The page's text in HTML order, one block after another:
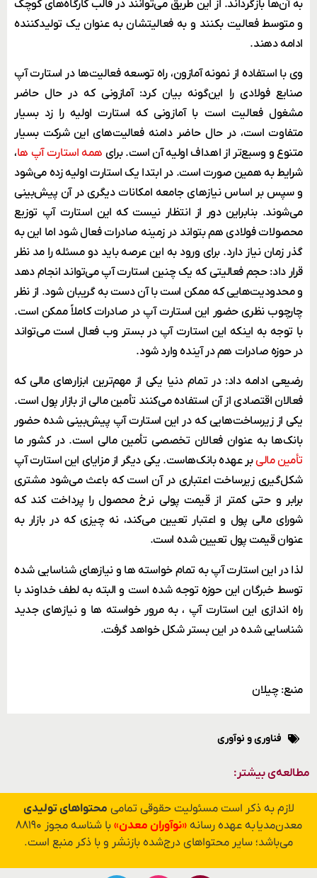
به آن‌ها باز‌گرداند. از این طریق می‌توانند در قالب کارگاه‌های کوچک
و متوسط فعالیت بکنند و به فعالیتشان به عنوان یک تولیدکننده
ادامه دهند.
وی با استفاده از نمونه آمازون، راه توسعه فعالیت‌ها در استارت آپ
صنایع فولادی را این‌گونه بیان کرد: آمازونی که در حال حاضر
مشغول فعالیت است با آمازونی که استارت اولیه را زد بسیار
متفاوت است، در حال حاضر دامنه فعالیت‌های این شرکت بسیار
متنوع و وسیع‌تر از اهداف اولیه آن است. برای همه استارت آپ ها،
شرایط به همین صورت است. در ابتدا یک استارت اولیه زده می‌شود
و سپس بر اساس نیازهای جامعه امکانات دیگری در آن پیش‌بینی
می‌شوند. بنابراین دور از انتظار نیست که این استارت آپ توزیع
محصولات فولادی هم بتواند در زمینه صادرات فعال شود اما این به
گذر زمان نیاز دارد. برای ورود به این عرصه باید دو مسئله را مد نظر
قرار داد: حجم فعالیتی که یک چنین استارت آپ می‌تواند انجام دهد
و محدودیت‌هایی که ممکن است با آن دست به گریبان شود. از نظر
چارچوب نظری حضور این استارت آپ در صادرات کاملاً ممکن است.
با توجه به اینکه این استارت آپ در بستر وب فعال است می‌تواند
در حوزه صادرات هم در آینده وارد شود.
رضیعی ادامه داد: در تمام دنیا یکی از مهم‌ترین ابزارهای مالی که
فعالان اقتصادی از آن استفاده می‌کنند تأمین مالی از بازار پول است.
یکی از زیرساخت‌هایی که در این استارت آپ پیش‌بینی شده حضور
بانک‌ها به عنوان فعالان تخصصی تأمین مالی است. در کشور ما
تأمین مالیبر عهده بانک‌هاست. یکی دیگر از مزایای این استارت آپ
شکل‌گیری زیرساخت اعتباری در آن است که باعث می‌شود مشتری
برابر و حتی کمتر از قیمت پولی نرخ محصول را پرداخت کند که
شورای مالی پول و اعتبار تعیین می‌کند، نه چیزی که در بازار به
عنوان قیمت پول تعیین شده است.
لذا در این استارت آپ به تمام خواسته ها و نیازهای شناسایی شده
توسط خبرگان این حوزه توجه شده است و البته به لطف خداوند با
راه اندازی این استارت آپ ، به مرور خواسته ها و نیازهای جدید
شناسایی شده در این بستر شکل خواهد گرفت.
منبع: چیلان
فناوری و نوآوری
مطالعه‌ی بیشتر:
لازم به ذکر است مسئولیت حقوقی تمامی محتواهای تولیدی
معدن‌مدیا به عهده رسانه«نوآوران معدن»
با شناسه مجوز ۸۸۱۹۰
می‌باشد؛ سایر محتواهای درج‌شده بازنشر و با ذکر منبع است.